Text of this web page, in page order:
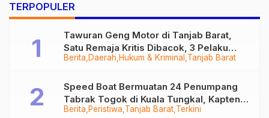
TERPOPULER
Berita Daerah Hukum & Kriminal Tanjab Barat
Tawuran Geng Motor di Tanjab Barat,
Satu Remaja Kritis Dibacok, 3 Pelaku
Ditangkap
Berita Peristiwa Tanjab Barat Terkini
Speed Boat Bermuatan 24 Penumpang
Tabrak Togok di Kuala Tungkal, Kapten
Sempat Hilang